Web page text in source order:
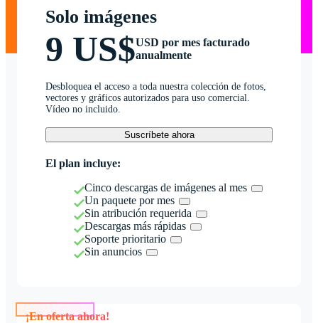
Solo imágenes
9 US$USD por mes facturado
anualmente
Desbloquea el acceso a toda nuestra colección de fotos,
vectores y gráficos autorizados para uso comercial.
Vídeo no incluido.
Suscríbete ahora
El plan incluye:
Cinco descargas de imágenes al mes
Un paquete por mes
Sin atribución requerida
Descargas más rápidas
Soporte prioritario
Sin anuncios